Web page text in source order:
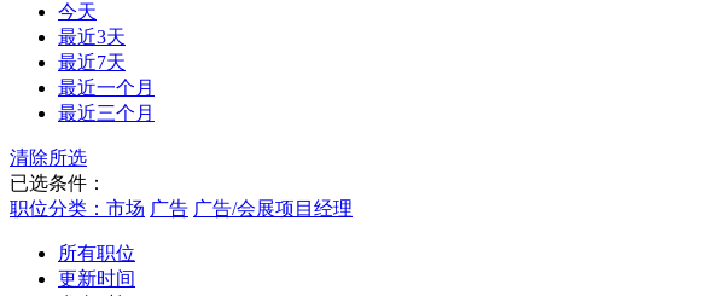
今天
最近3天
最近7天
最近一个月
最近三个月
清除所选
已选条件：
职位分类：市场 广告 广告/会展项目经理
所有职位
更新时间